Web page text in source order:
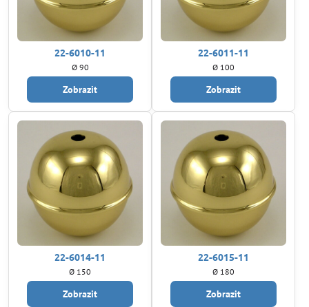
22-6010-11
Ø 90
Zobrazit
22-6011-11
Ø 100
Zobrazit
22-6014-11
Ø 150
Zobrazit
22-6015-11
Ø 180
Zobrazit